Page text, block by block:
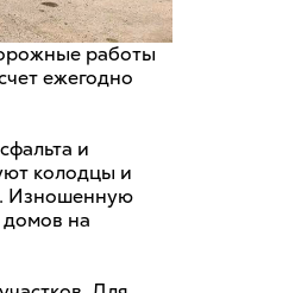
работы
ежегодно
и
колодцы и
Изношенную
домов на